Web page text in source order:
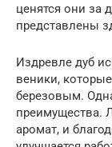
ценятся они за
представлены
Издревле дуб
веники,
березовым.
преимущества.
аромат, и